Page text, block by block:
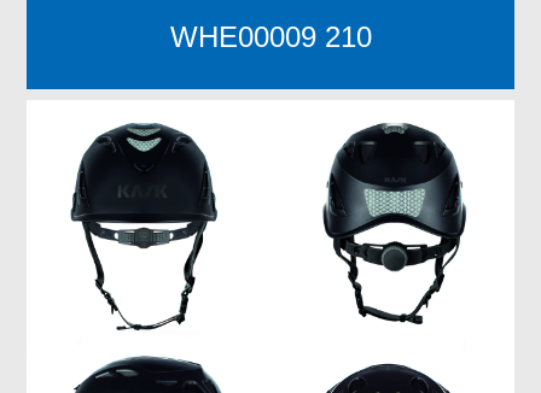
WHE00009 210